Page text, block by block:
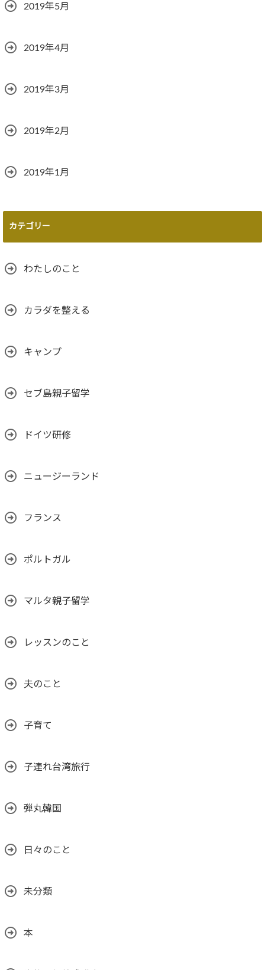
2019年5月
2019年4月
2019年3月
2019年2月
2019年1月
カテゴリー
わたしのこと
カラダを整える
キャンプ
セブ島親子留学
ドイツ研修
ニュージーランド
フランス
ポルトガル
マルタ親子留学
レッスンのこと
夫のこと
子育て
子連れ台湾旅行
弾丸韓国
日々のこと
未分類
本